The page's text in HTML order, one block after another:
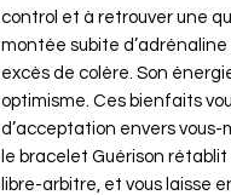
control et à retrouver une
montée subite d’adrénaline
excès de colère. Son
optimisme. Ces bienfaits
d’acceptation envers
le bracelet Guérison
libre-arbitre, et vous laisse